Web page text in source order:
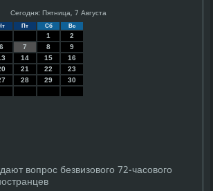
Сегодня: Пятница, 7 Августа
Пт Сб Вс
1
2
6 7 8
9
14 15
16
21 22
23
28 29
30
вопрос безвизового 72-часового